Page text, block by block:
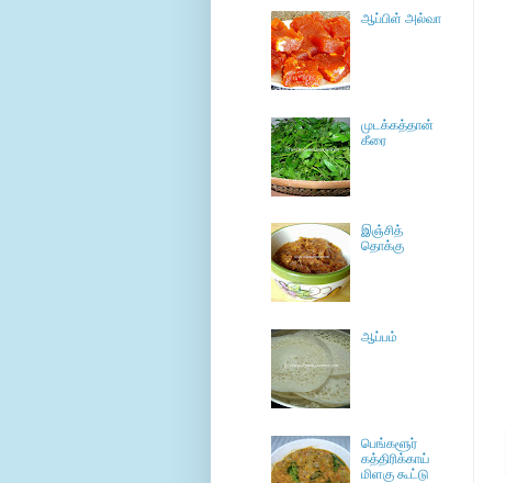
ஆப்பிள் அல்வா
முடக்கத்தான்
கீரை
இஞ்சித்
தொக்கு
ஆப்பம்
பெங்களூர்
கத்திரிக்காய்
மிளகு கூட்டு